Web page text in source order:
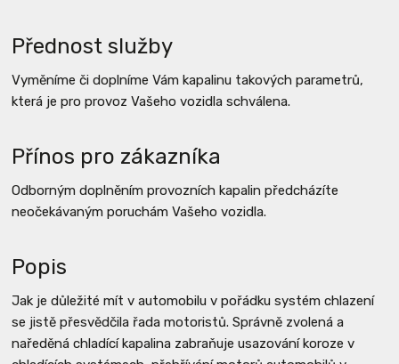
Přednost služby
Vyměníme či doplníme Vám kapalinu takových parametrů,
která je pro provoz Vašeho vozidla schválena.
Přínos pro zákazníka
Odborným doplněním provozních kapalin předcházíte
neočekávaným poruchám Vašeho vozidla.
Popis
Jak je důležité mít v automobilu v pořádku systém chlazení
se jistě přesvědčila řada motoristů. Správně zvolená a
naředěná chladící kapalina zabraňuje usazování koroze v